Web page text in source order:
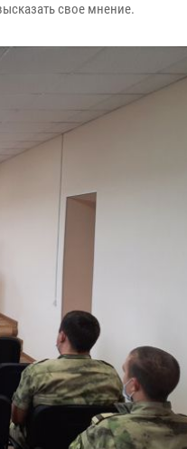
свое мнение.